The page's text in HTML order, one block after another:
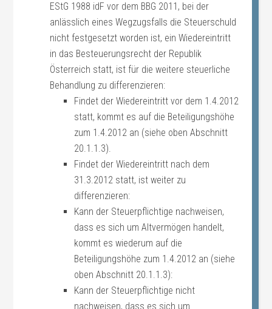
EStG 1988 idF vor dem BBG 2011, bei der
anlässlich eines Wegzugsfalls die Steuerschuld
nicht festgesetzt worden ist, ein Wiedereintritt
in das Besteuerungsrecht der Republik
Österreich statt, ist für die weitere steuerliche
Behandlung zu differenzieren:
Findet der Wiedereintritt vor dem 1.4.2012
statt, kommt es auf die Beteiligungshöhe
zum 1.4.2012 an (siehe oben Abschnitt
20.1.1.3).
Findet der Wiedereintritt nach dem
31.3.2012 statt, ist weiter zu
differenzieren:
Kann der Steuerpflichtige nachweisen,
dass es sich um Altvermögen handelt,
kommt es wiederum auf die
Beteiligungshöhe zum 1.4.2012 an (siehe
oben Abschnitt 20.1.1.3):
Kann der Steuerpflichtige nicht
nachweisen, dass es sich um